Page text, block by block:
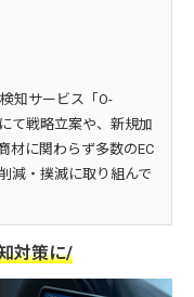
知サービス「O-
て戦略立案や、新規加
材に関わらず多数のEC
減・撲滅に取り組んで
対策に/